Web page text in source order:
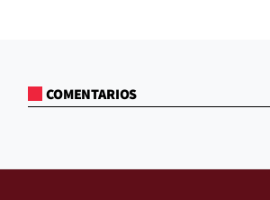
COMENTARIOS